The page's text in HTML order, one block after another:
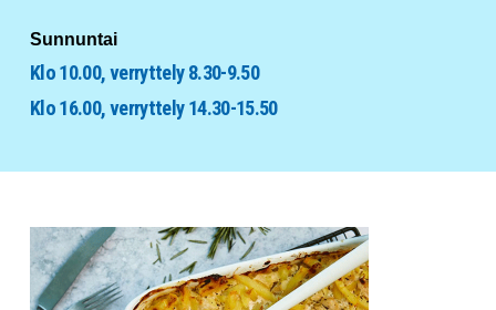
Sunnuntai
Klo 10.00, verryttely 8.30-9.50
Klo 16.00, verryttely 14.30-15.50